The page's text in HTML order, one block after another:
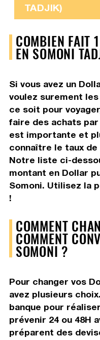
TADJIK)
COMBIEN FAIT
EN SOMONI
Si vous avez un
voulez surement
ce soit pour
faire des achats
est importante et
connaître le taux de
Notre liste ci-
montant en Dollar
Somoni. Utilisez la
!
COMMENT
COMMENT
SOMONI ?
Pour changer vos
avez plusieurs
banque pour
prévenir 24 ou 48H
préparent des